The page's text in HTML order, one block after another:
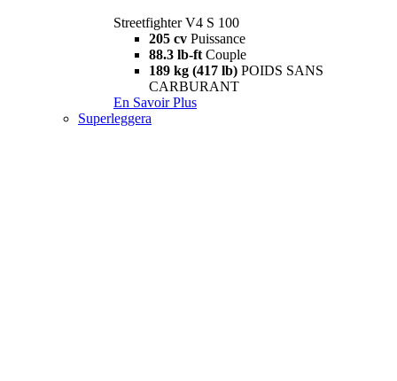
Streetfighter V4 S 100
205 cv Puissance
88.3 lb-ft Couple
189 kg (417 lb) POIDS SANS
CARBURANT
En Savoir Plus
Superleggera